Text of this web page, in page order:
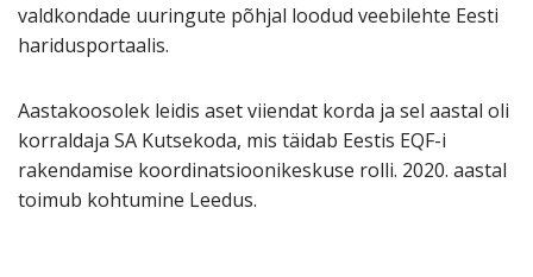
valdkondade uuringute põhjal loodud veebilehte Eesti
haridusportaalis.
Aastakoosolek leidis aset viiendat korda ja sel aastal oli
korraldaja SA Kutsekoda, mis täidab Eestis EQF-i
rakendamise koordinatsioonikeskuse rolli. 2020. aastal
toimub kohtumine Leedus.